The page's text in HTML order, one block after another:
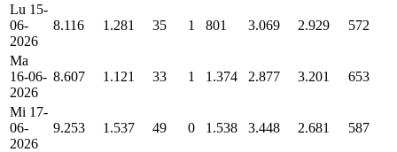
Lu 15-
06-
2026
8.116 1.281 35 1 801 3.069 2.929 572
Ma
16-06-
2026
8.607 1.121 33 1 1.374 2.877 3.201 653
Mi 17-
06-
2026
9.253 1.537 49 0 1.538 3.448 2.681 587